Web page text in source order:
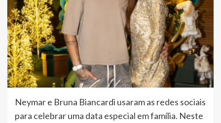
Neymar e Bruna Biancardi usaram as redes sociais
para celebrar uma data especial em família. Neste